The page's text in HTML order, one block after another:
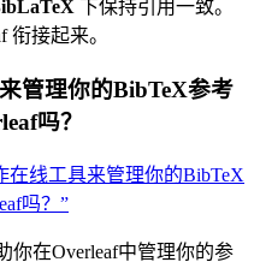
下保持引用一致。
衔接起来。
管理你的BibTeX参考
吗？
在线工具来管理你的BibTeX
吗？”
你在Overleaf中管理你的参